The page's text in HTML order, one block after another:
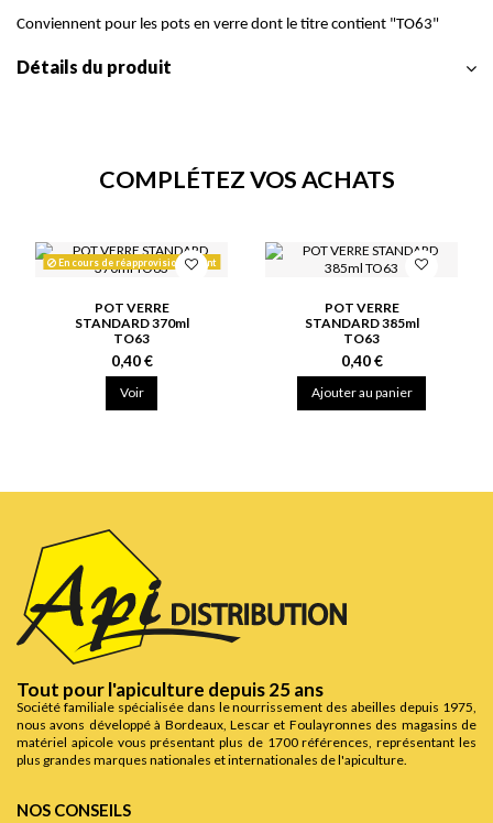
Conviennent pour les pots en verre dont le titre contient "TO63"
Détails du produit
COMPLÉTEZ VOS ACHATS
En cours de réapprovisionnement
POT VERRE
STANDARD 370ml
TO63
0,40 €
Voir
POT VERRE
STANDARD 385ml
TO63
0,40 €
Ajouter au panier
Tout pour l'apiculture depuis 25 ans
Société familiale spécialisée dans le nourrissement des abeilles depuis 1975,
nous avons développé à Bordeaux, Lescar et Foulayronnes des magasins de
matériel apicole vous présentant plus de 1700 références, représentant les
plus grandes marques nationales et internationales de l'apiculture.
NOS CONSEILS